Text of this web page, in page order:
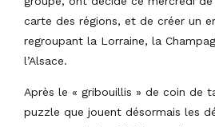
carte des régions, et de créer un
regroupant la Lorraine, la
l’Alsace.
Après le « gribouillis » de coin de
puzzle que jouent désormais les